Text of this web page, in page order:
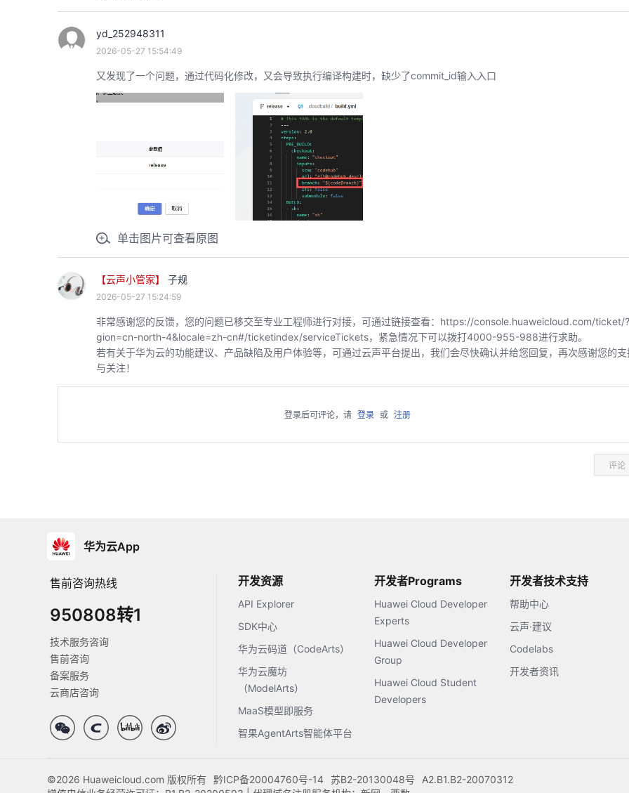
yd_252948311
2026-05-27 15:54:49
又发现了一个问题，通过代码化修改，又会导致执行编译构建时，缺少了commit_id输入入口
单击图片可查看原图
【云声小管家】 子规
2026-05-27 15:24:59
非常感谢您的反馈，您的问题已移交至专业工程师进行对接，可通过链接查看：https://console.huaweicloud.com/ticket/
gion=cn-north-4&locale=zh-cn#/ticketindex/serviceTickets，紧急情况下可以拨打4000-955-988进行求助。
若有关于华为云的功能建议、产品缺陷及用户体验等，可通过云声平台提出，我们会尽快确认并给您回复，再次感谢您的支
与关注！
登录后可评论，请 登录 或 注册
评论
华为云App
售前咨询热线
950808转1
技术服务咨询
售前咨询
备案服务
云商店咨询
开发资源
API Explorer
SDK中心
华为云码道（CodeArts）
华为云魔坊
（ModelArts）
MaaS模型即服务
智果AgentArts智能体平台
开发者Programs
Huawei Cloud Developer
Experts
Huawei Cloud Developer
Group
Huawei Cloud Student
Developers
开发者技术支持
帮助中心
云声·建议
Codelabs
开发者资讯
©2026 Huaweicloud.com 版权所有 黔ICP备20004760号-14 苏B2-20130048号
A2.B1.B2-20070312